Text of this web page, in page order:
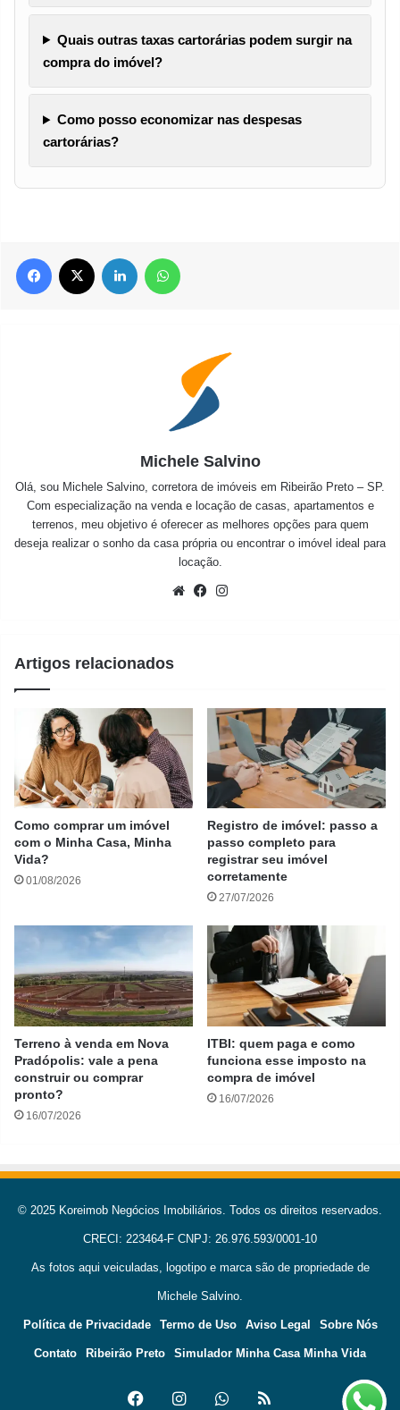
Quais outras taxas cartorárias podem surgir na
compra do imóvel?
Como posso economizar nas despesas
cartorárias?
Facebook Linkedin
Michele Salvino
Olá, sou Michele Salvino, corretora de imóveis em Ribeirão Preto – SP.
Com especialização na venda e locação de casas, apartamentos e
terrenos, meu objetivo é oferecer as melhores opções para quem
deseja realizar o sonho da casa própria ou encontrar o imóvel ideal para
locação.
WebsiteFacebook
Artigos relacionados
Como comprar um imóvel
com o Minha Casa, Minha
Vida?
01/08/2026
Registro de imóvel: passo a
passo completo para
registrar seu imóvel
corretamente
27/07/2026
Terreno à venda em Nova
Pradópolis: vale a pena
construir ou comprar
pronto?
16/07/2026
ITBI: quem paga e como
funciona esse imposto na
compra de imóvel
16/07/2026
© 2025 Koreimob Negócios Imobiliários. Todos os direitos reservados.
CRECI: 223464-F CNPJ: 26.976.593/0001-10
As fotos aqui veiculadas, logotipo e marca são de propriedade de
Michele Salvino.
Política de Privacidade Termo de Uso Aviso Legal Sobre Nós
Contato Ribeirão Preto Simulador Minha Casa Minha Vida
FacebookInstagramWhatsApp
RSS